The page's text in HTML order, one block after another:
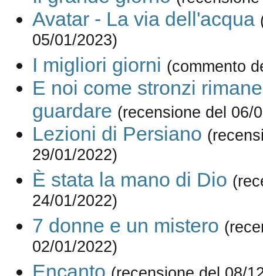
Avatar - La via dell'acqua
05/01/2023)
I migliori giorni (commento
E noi come stronzi
guardare (recensione del 06/
Lezioni di Persiano
29/01/2022)
È stata la mano di Dio
24/01/2022)
7 donne e un mistero
02/01/2022)
Encanto